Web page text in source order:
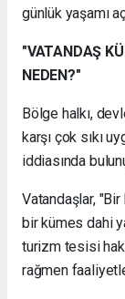
günlük yaşamı
"VATANDAŞ
NEDEN?"
Bölge halkı,
karşı çok sıkı
iddiasında
Vatandaşlar,
bir kümes dahi
turizm tesisi
rağmen